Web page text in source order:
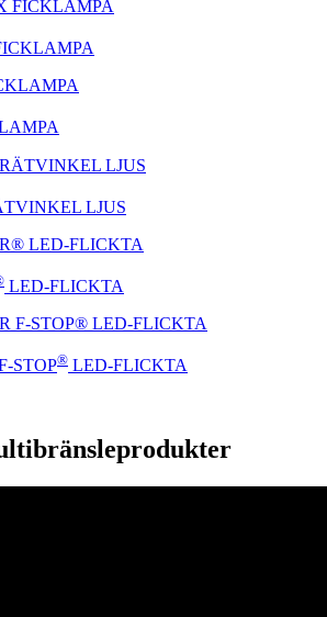
LJUS
LED-FLICKTA
STOP® LED-FLICKTA